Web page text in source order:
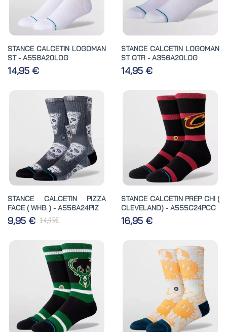
STANCE CALCETIN LOGOMAN
ST - A558A20LOG
14,95 €
STANCE CALCETIN LOGOMAN
ST QTR - A356A20LOG
14,95 €
STANCE CALCETIN PIZZA
FACE ( WHB ) - A556A24PIZ
9,95 € 14,95€
STANCE CALCETIN PREP CHI (
CLEVELAND) - A555C24PCC
16,95 €